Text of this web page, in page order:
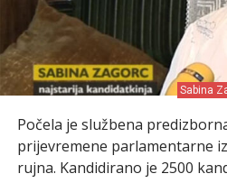
Sabina
Počela je službena
prijevremene parlamentarne
rujna. Kandidirano je 2500